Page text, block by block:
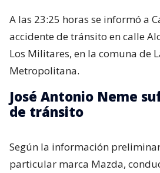
A las 23:25 horas se informó a
accidente de tránsito en calle
Los Militares, en la comuna de
Metropolitana.
José Antonio Neme
de tránsito
Según la información
particular marca Mazda,